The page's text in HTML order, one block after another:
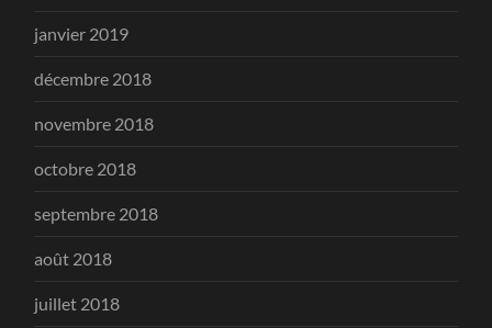
janvier 2019
décembre 2018
novembre 2018
octobre 2018
septembre 2018
août 2018
juillet 2018